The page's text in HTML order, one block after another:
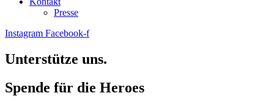
Presse
Instagram Facebook-f
Unterstütze uns.
Spende für die Heroes